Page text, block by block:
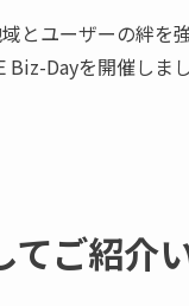
とユーザーの絆を
Dayを開催しまし
ご紹介